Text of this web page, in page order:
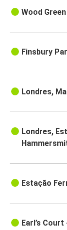
Wood Green
Finsbury
Londres,
Londres,
Estação
Earl’s